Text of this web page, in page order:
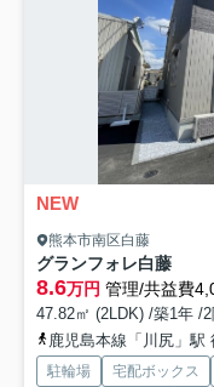
NEW
熊本市南区白藤
グランフォレ白藤
8.6万円 管理/共益費
47.82㎡ (2LDK) /築1年 /2
鹿児島本線「川尻」駅
駐輪場 宅配ボックス